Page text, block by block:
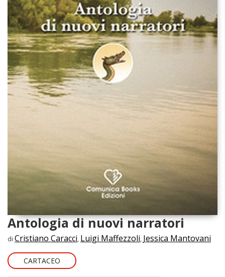
Antologia di nuovi narratori
di Cristiano Caracci, Luigi Maffezzoli, Jessica Mantovani
CARTACEO